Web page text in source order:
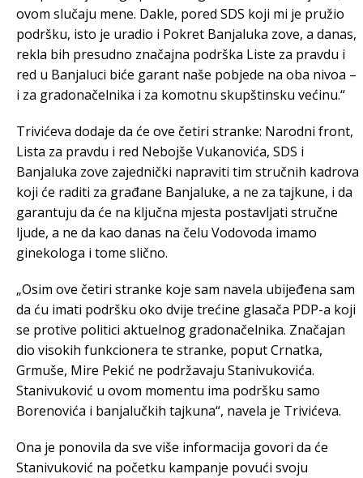
ovom slučaju mene. Dakle, pored SDS koji mi je pružio
podršku, isto je uradio i Pokret Banjaluka zove, a danas,
rekla bih presudno značajna podrška Liste za pravdu i
red u Banjaluci biće garant naše pobjede na oba nivoa –
i za gradonačelnika i za komotnu skupštinsku većinu.“
Trivićeva dodaje da će ove četiri stranke: Narodni front,
Lista za pravdu i red Nebojše Vukanovića, SDS i
Banjaluka zove zajednički napraviti tim stručnih kadrova
koji će raditi za građane Banjaluke, a ne za tajkune, i da
garantuju da će na ključna mjesta postavljati stručne
ljude, a ne da kao danas na čelu Vodovoda imamo
ginekologa i tome slično.
„Osim ove četiri stranke koje sam navela ubijeđena sam
da ću imati podršku oko dvije trećine glasača PDP-a koji
se protive politici aktuelnog gradonačelnika. Značajan
dio visokih funkcionera te stranke, poput Crnatka,
Grmuše, Mire Pekić ne podržavaju Stanivukovića.
Stanivuković u ovom momentu ima podršku samo
Borenovića i banjalučkih tajkuna“, navela je Trivićeva.
Ona je ponovila da sve više informacija govori da će
Stanivuković na početku kampanje povući svoju